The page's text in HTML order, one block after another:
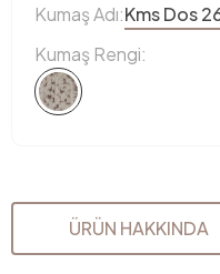
Kumaş Adı:Kms Dos
Kumaş Rengi:
ÜRÜN HAKKINDA